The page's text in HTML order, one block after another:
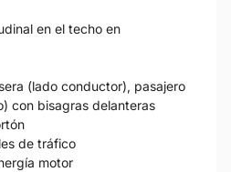
en el techo en
(lado conductor), pasajero
con bisagras delanteras
de tráfico
motor